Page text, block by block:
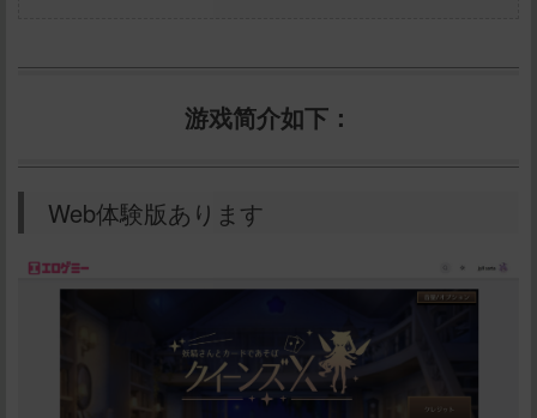
游戏简介如下：
Web体験版あります